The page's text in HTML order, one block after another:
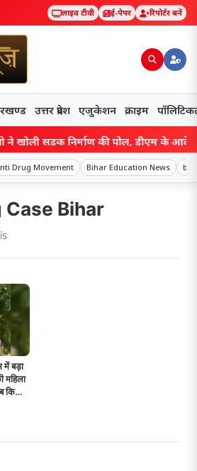
लाइव टीवी ई-पेपर रिपोर्टर बनें
उत्तर प्रदेश एजुकेशन क्राइम
खोली सड़क निर्माण की पोल, डीएम के आदेश
Drug Movement Bihar Education News
Bihar
बड़ा
महिला
किस-